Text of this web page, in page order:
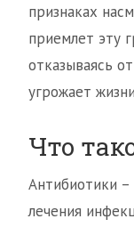
признаках
приемлет эту
отказываясь
угрожает
Что
Антибиотики
лечения